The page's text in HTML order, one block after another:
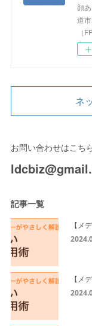
顔
道
（
ネ
お問い合わせはこち
記事一覧
【メ
【メ